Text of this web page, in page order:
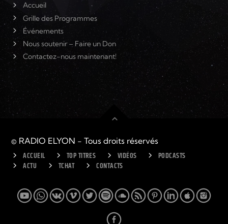
Accueil
Grille des Programmes
Événements
Nous soutenir – Faire un Don
Contactez-nous maintenant!
© RADIO ELYON - Tous droits réservés
ACCUEIL TOP TITRES VIDÉOS
PODCASTS
ACTU
TCHAT CONTACTS